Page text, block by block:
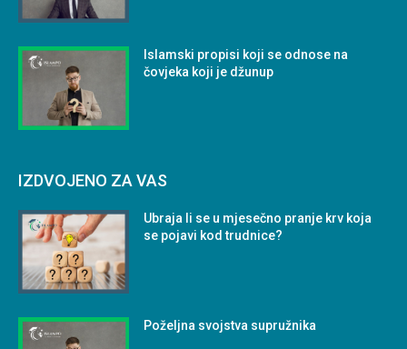
Islamski propisi koji se odnose na
čovjeka koji je džunup
IZDVOJENO ZA VAS
Ubraja li se u mjesečno pranje krv koja
se pojavi kod trudnice?
Poželjna svojstva supružnika